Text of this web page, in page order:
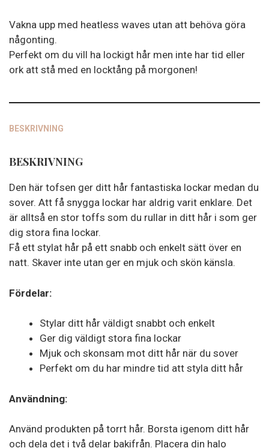
mängd
Vakna upp med heatless waves utan att behöva göra
någonting.
Perfekt om du vill ha lockigt hår men inte har tid eller
ork att stå med en locktång på morgonen!
BESKRIVNING
BESKRIVNING
Den här tofsen ger ditt hår fantastiska lockar medan du
sover. Att få snygga lockar har aldrig varit enklare. Det
är alltså en stor toffs som du rullar in ditt hår i som ger
dig stora fina lockar.
Få ett stylat hår på ett snabb och enkelt sätt över en
natt. Skaver inte utan ger en mjuk och skön känsla.
Fördelar:
Stylar ditt hår väldigt snabbt och enkelt
Ger dig väldigt stora fina lockar
Mjuk och skonsam mot ditt hår när du sover
Perfekt om du har mindre tid att styla ditt hår
Användning:
Använd produkten på torrt hår. Borsta igenom ditt hår
och dela det i två delar bakifrån. Placera din halo